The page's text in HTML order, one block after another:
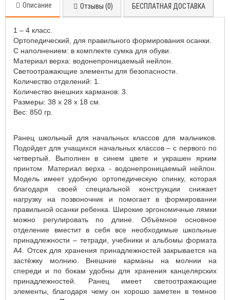
Описание Отзывы (0) БЕСПЛАТНАЯ ДОСТАВКА
1 – 4 класс.
Ортопедический, для правильного формирования осанки.
С наполнением: в комплекте сумка для обуви.
Материал верха: водонепроницаемый нейлон.
Светоотражающие элементы для безопасности.
Количество отделений: 1.
Количество внешних карманов: 3.
Размеры: 38 x 28 x 18 см.
Вес: 850 гр.
Ранец школьный для начальных классов для мальчиков.
Подойдет для учащихся начальных классов – с первого по
четвертый. Выполнен в синем цвете и украшен ярким
принтом. Материал верха - водонепроницаемый нейлон.
Модель имеет удобную ортопедическую спинку, которая
благодаря своей специальной конструкции снижает
нагрузку на позвоночник и помогает в формировании
правильной осанки ребенка. Широкие эргономичные лямки
можно регулировать по длине. Объёмное основное
отделение вместит в себя все необходимые школьные
принадлежности – тетради, учебники и альбомы формата
А4. Отсек для хранения принадлежностей закрывается на
застёжку молнию. Внешние карманы на молнии на
спереди и по бокам удобны для хранения канцелярских
принадлежностей. Ранец имеет светоотражающие
элементы, благодаря чему он хорошо заметен в темное